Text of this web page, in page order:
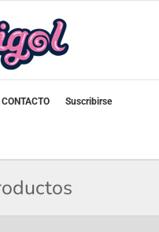
CONTACTO Suscribirse